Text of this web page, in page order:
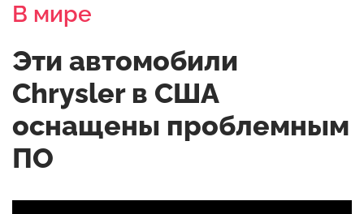
В мире
Эти автомобили
Chrysler в США
оснащены проблемным
ПО